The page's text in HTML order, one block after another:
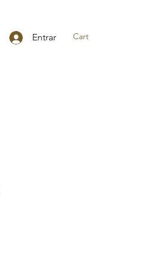
Entrar Cart